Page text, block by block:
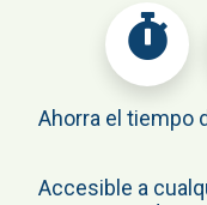
Ahorra el tiempo
Accesible a